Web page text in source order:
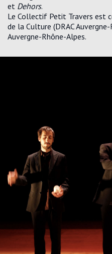
et Dehors.
Le Collectif Petit Travers est
de la Culture (DRAC
Auvergne-Rhône-Alpes.